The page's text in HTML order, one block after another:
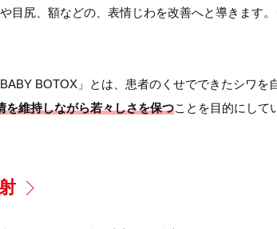
目尻、額などの、表情じわを改善へと導きます
BOTOX」とは、患者のくせでできたシワ
を維持しながら若々しさを保つことを目的にして